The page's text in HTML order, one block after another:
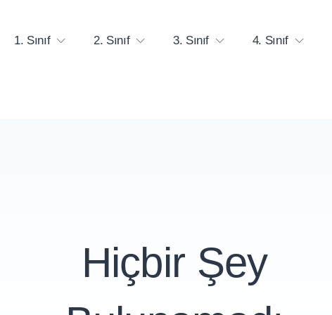
1. Sınıf
2. Sınıf 3. Sınıf 4. Sınıf
Hiçbir Şey